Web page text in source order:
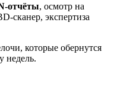
отчёты, осмотр на
сканер, экспертиза
которые обернутся
недель.